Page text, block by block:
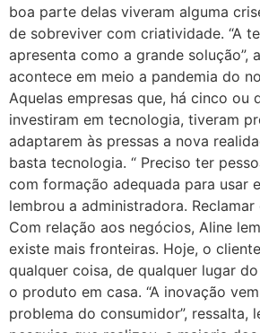
boa parte delas viveram alguma
de sobreviver com criatividade. “A
apresenta como a grande solução”,
acontece em meio a pandemia do
Aquelas empresas que, há cinco ou
investiram em tecnologia, tiveram
adaptarem às pressas a nova
basta tecnologia. “ Preciso ter
com formação adequada para usar
lembrou a administradora.
Com relação aos negócios, Aline
existe mais fronteiras. Hoje, o
qualquer coisa, de qualquer lugar
o produto em casa. “A inovação
problema do consumidor”, ressalta,